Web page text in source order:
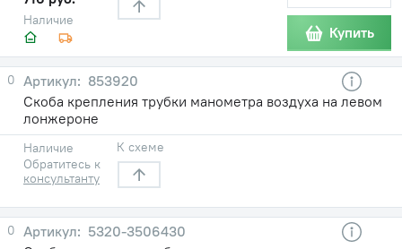
Наличие
Купить
0
853920
Скоба крепления трубки манометра воздуха на левом
лонжероне
Наличие
Обратитесь к
консультанту
К схеме
0
5320-3506430